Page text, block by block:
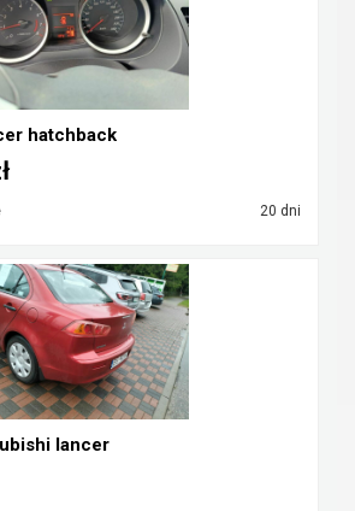
hatchback
20 dni
lancer